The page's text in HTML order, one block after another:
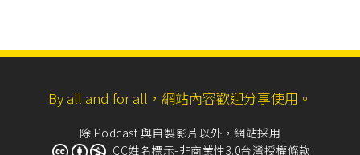
By all and for all，網站內容歡迎分享使用。
除 Podcast 與自製影片以外，網站採用
CC姓名標示-非商業性3.0台灣授權條款